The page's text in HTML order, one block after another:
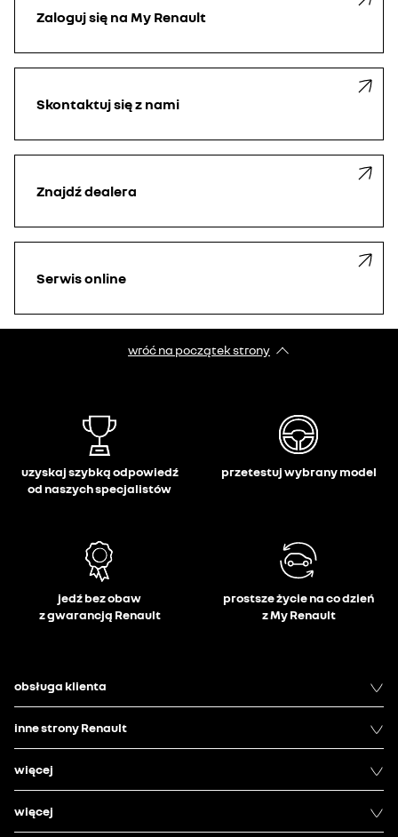
Zaloguj się na My Renault
Skontaktuj się z nami
Znajdź dealera
Serwis online
wróć na początek strony
uzyskaj szybką odpowiedź
od naszych specjalistów
przetestuj wybrany model
jedź bez obaw
z gwarancją Renault
prostsze życie na co dzień
z My Renault
obsługa klienta
inne strony Renault
więcej
więcej